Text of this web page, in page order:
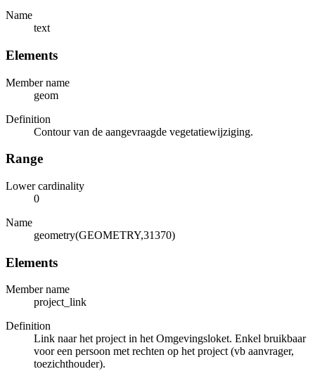
Name
text
Elements
Member name
geom
Definition
Contour van de aangevraagde vegetatiewijziging.
Range
Lower cardinality
0
Name
geometry(GEOMETRY,31370)
Elements
Member name
project_link
Definition
Link naar het project in het Omgevingsloket. Enkel bruikbaar
voor een persoon met rechten op het project (vb aanvrager,
toezichthouder).